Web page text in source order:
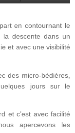
en contournant le
la descente dans un
et avec une visibilité
des micro-bédières,
jours sur le
et c’est avec facilité
apercevons les